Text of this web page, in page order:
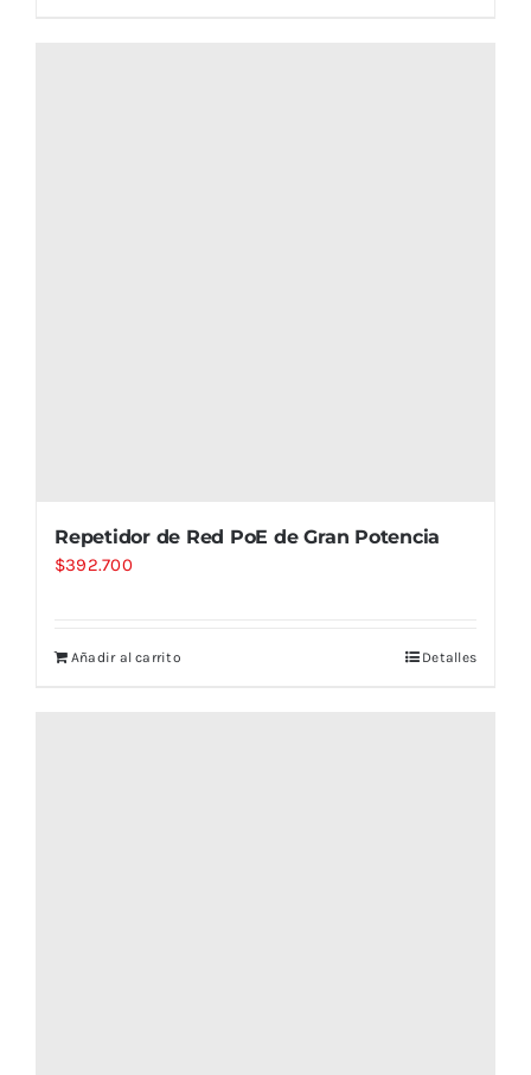
Repetidor de Red PoE de Gran Potencia
$392.700
Añadir al carrito Detalles